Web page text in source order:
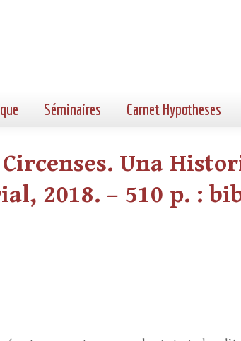
Séminaires Carnet Hypotheses
Una
2018. – 510 p. :